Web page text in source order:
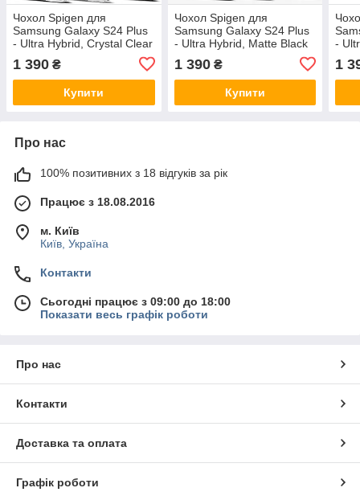
Чохол Spigen для
Samsung Galaxy S24 Plus
- Ultra Hybrid, Crystal Clear
1 390 ₴
Купити
Чохол Spigen для
Samsung Galaxy S24 Plus
- Ultra Hybrid, Matte Black
1 390₴
Купити
-
1
Про нас
100% позитивних з 18 відгуків за рік
Працює з 18.08.2016
м. Київ
Київ, Україна
Контакти
Сьогодні працює з 09:00 до 18:00
Показати весь графік роботи
Про нас
Контакти
Доставка та оплата
Графік роботи